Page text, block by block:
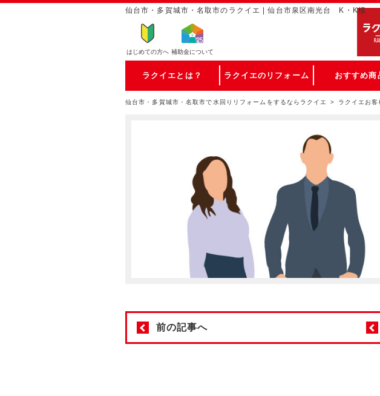
仙台市・多賀城市・名取市のラクイエ | 仙台市泉区南光台 K・K様
はじめての方へ 補助金について
ラクイエとは？ ラクイエのリフォーム おすすめ商
仙台市・多賀城市・名取市で水回りリフォームをするならラクイエ ラクイエお客
前の記事へ